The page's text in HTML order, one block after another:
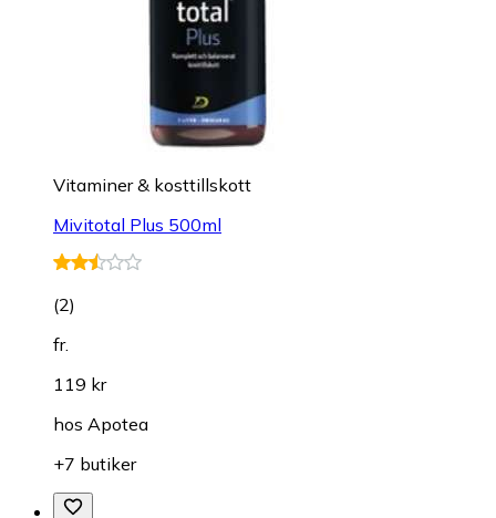
Vitaminer & kosttillskott
Mivitotal Plus 500ml
(2)
fr.
119 kr
hos Apotea
+7 butiker